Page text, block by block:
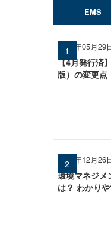
EMS
2026年05月29
【4月発行済
版）の変更点
2024年12月26
環境マネジメ
は？ わかり